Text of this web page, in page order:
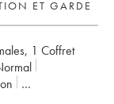
ET GARDE
, 1 Coffret
non